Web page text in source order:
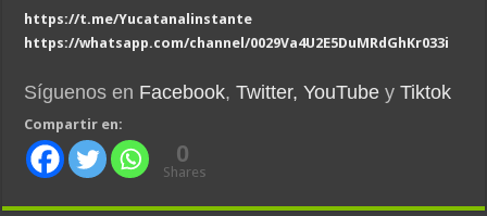
https://t.me/Yucatanalinstante
https://whatsapp.com/channel/0029Va4U2E5DuMRdGhKr033i
Síguenos en Facebook,Twitter, YouTube yTiktok
Compartir en:
0
Shares